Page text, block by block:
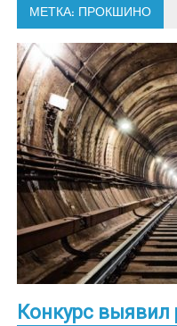
МЕТКА: ПРОКШИНО
Конкурс выявил